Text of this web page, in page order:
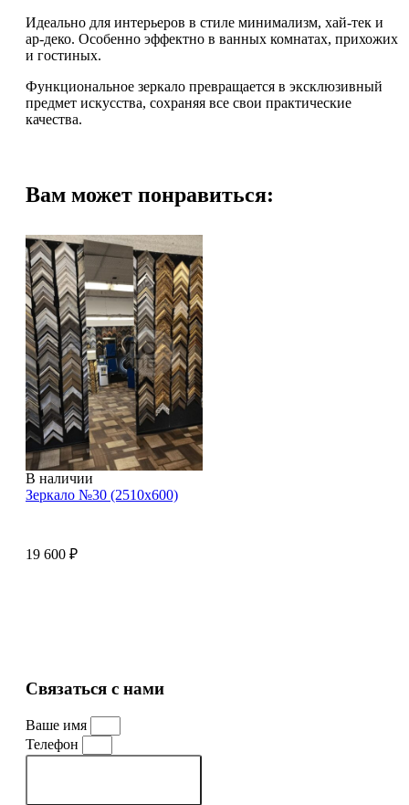
Идеально для интерьеров в стиле минимализм, хай-тек и
ар-деко. Особенно эффектно в ванных комнатах, прихожих
и гостиных.
Функциональное зеркало превращается в эксклюзивный
предмет искусства, сохраняя все свои практические
качества.
Вам может понравиться:
В наличии
Зеркало №30 (2510х600)
19 600 ₽
Связаться с нами
Ваше имя
Телефон